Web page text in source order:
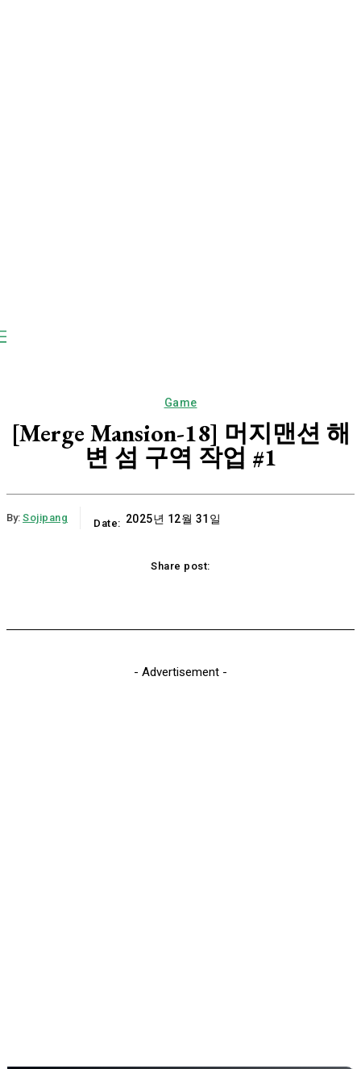
Game
[Merge Mansion-18] 머지맨션 해
변 섬 구역 작업 #1
By: Sojipang Date: 2025년 12월 31일
Share post:
- Advertisement -